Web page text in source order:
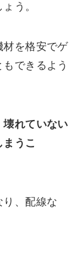
う。
材を格安でゲ
できるよう
壊れていない
うこ
り、配線な